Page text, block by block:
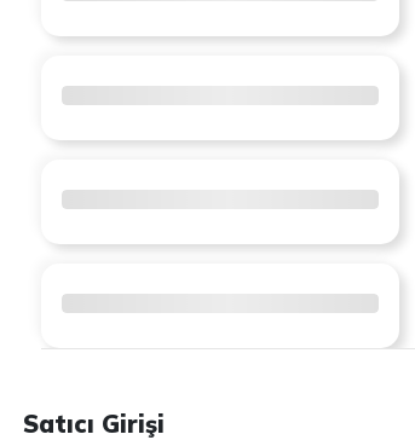
Satıcı Girişi